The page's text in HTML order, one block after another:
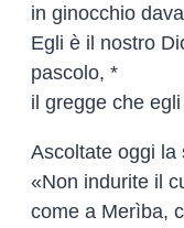
in ginocchio
Egli è il nostro
pascolo, *
il gregge che
Ascoltate oggi la
«Non indurite il
come a Merìba,